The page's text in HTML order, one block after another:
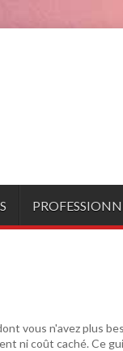
vous n'avez plus
ni coût caché. Ce